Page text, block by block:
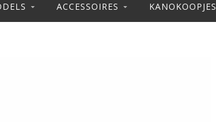
ACCESSOIRES KANOKOOPJES